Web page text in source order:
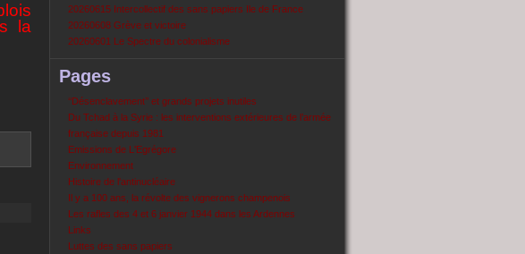
la
20260615 Intercollectif des sans papiers Ile de France
20260608 Grève et victoire
20260601 Le Spectre du colonialisme
Pages
‘‘Désenclavement’’ et grands projets inutiles
Du Tchad à la Syrie : les interventions extérieures de l’armée
française depuis 1981
Emissions de L'Egrégore
Environnement
Histoire de l'antinucléaire
Il y a 100 ans, la révolte des vignerons champenois
Les rafles des 4 et 6 janvier 1944 dans les Ardennes
Links
Luttes des sans papiers